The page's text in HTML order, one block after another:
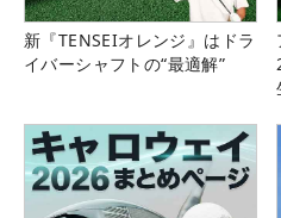
新『TENSEIオレンジ』はドラ
イバーシャフトの“最適解”